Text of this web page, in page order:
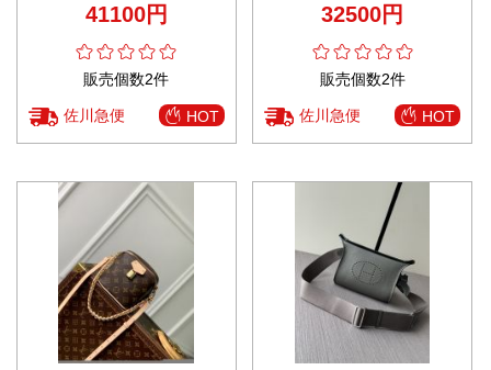
感仕上げ 本革使用 丁寧な縫製 実
41100円
販売個数2件
佐川急便 HOT
32500円
販売個数2件
佐川急便 HOT